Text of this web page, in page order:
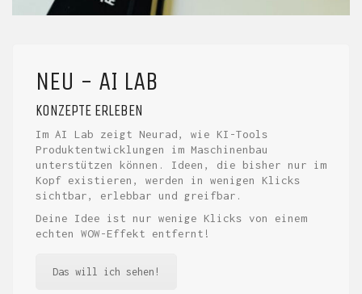
NEU - AI LAB
KONZEPTE ERLEBEN
Im AI Lab zeigt Neurad, wie KI-Tools
Produktentwicklungen im Maschinenbau
unterstützen können. Ideen, die bisher nur im
Kopf existieren, werden in wenigen Klicks
sichtbar, erlebbar und greifbar.
Deine Idee ist nur wenige Klicks von einem
echten WOW-Effekt entfernt!
Das will ich sehen!